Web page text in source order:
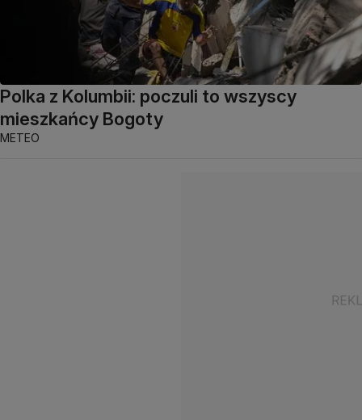
Polka z Kolumbii: poczuli to wszyscy
mieszkańcy Bogoty
METEO